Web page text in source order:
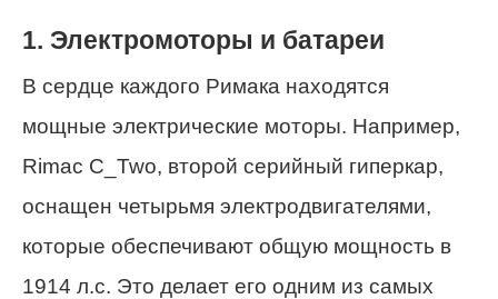
1. Электромоторы и батареи
В сердце каждого Римака находятся
мощные электрические моторы. Например,
Rimac C_Two, второй серийный гиперкар,
оснащен четырьмя электродвигателями,
которые обеспечивают общую мощность в
1914 л.с. Это делает его одним из самых